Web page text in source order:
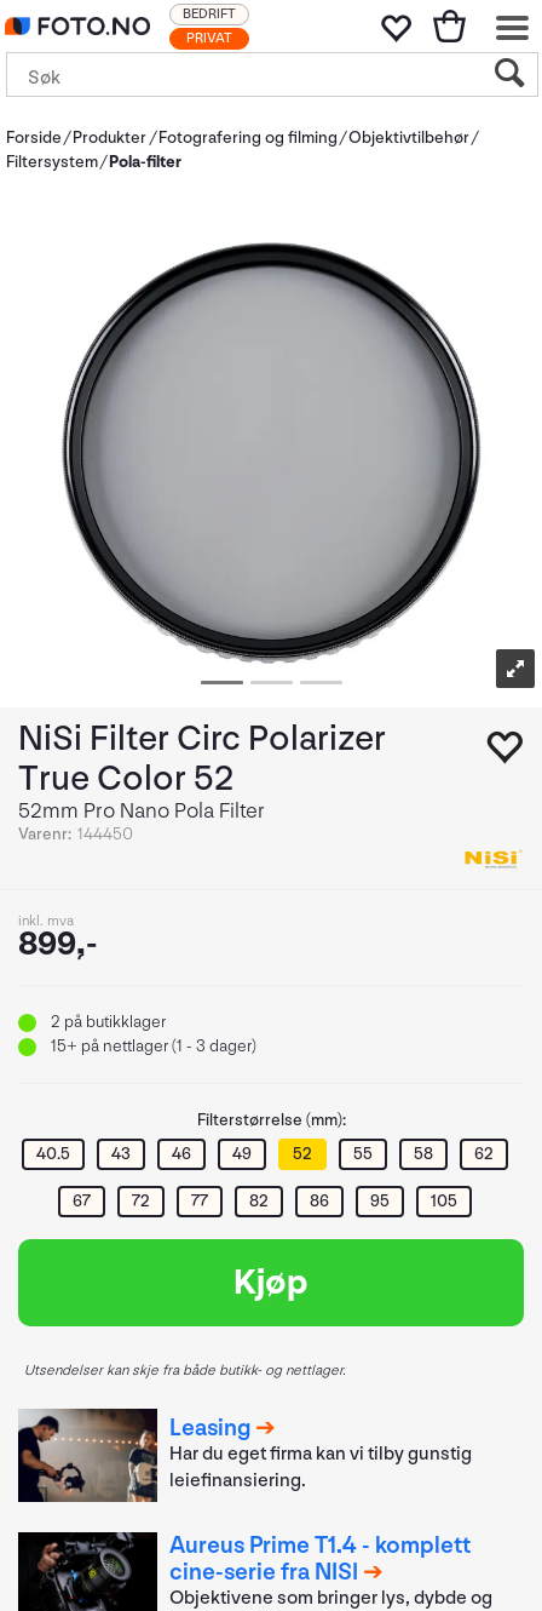
PRIVAT
BEDRIFT
Forside Produkter Fotografering og filming Objektivtilbehør
Filtersystem Pola-filter
NiSi Filter Circ Polarizer
True Color 52
52mm Pro Nano Pola Filter
Varenr: 144450
inkl. mva
899,-
2 på butikklager
15+ på nettlager (1 - 3 dager)
Filterstørrelse (mm):
40.5
43 46 49 52 55 58 62
67 72 77 82 86 95 105
Kjøp
Utsendelser kan skje fra både butikk- og nettlager.
Leasing
Har du eget firma kan vi tilby gunstig
leiefinansiering.
Aureus Prime T1.4 - komplett
cine-serie fra NISI
Objektivene som bringer lys, dybde og